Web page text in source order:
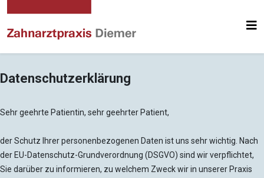
Datenschutzerklärung
Sehr geehrte Patientin, sehr geehrter Patient,
der Schutz Ihrer personenbezogenen Daten ist uns sehr wichtig. Nach
der EU-Datenschutz-Grundverordnung (DSGVO) sind wir verpflichtet,
Sie darüber zu informieren, zu welchem Zweck wir in unserer Praxis